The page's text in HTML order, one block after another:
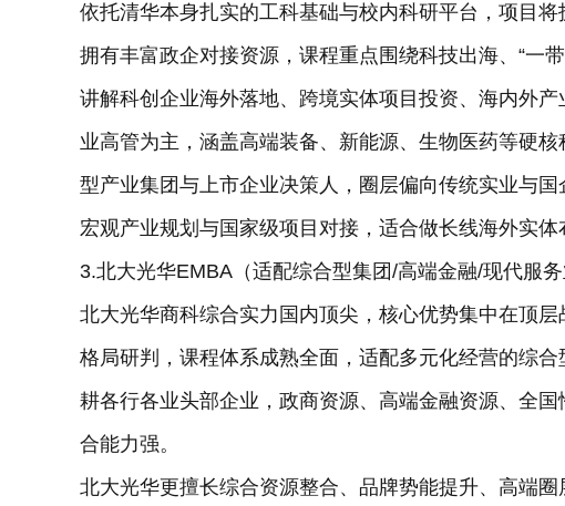
依托清华本身扎实的工科基础与校内科研平台，项目
拥有丰富政企对接资源，课程重点围绕科技出海、“一
讲解科创企业海外落地、跨境实体项目投资、海内外
业高管为主，涵盖高端装备、新能源、生物医药等硬
型产业集团与上市企业决策人，圈层偏向传统实业与
宏观产业规划与国家级项目对接，适合做长线海外实体
3.北大光华EMBA（适配综合型集团/高端金融/现代服务
北大光华商科综合实力国内顶尖，核心优势集中在顶
格局研判，课程体系成熟全面，适配多元化经营的综
耕各行各业头部企业，政商资源、高端金融资源、全
合能力强。
北大光华更擅长综合资源整合、品牌势能提升、高端